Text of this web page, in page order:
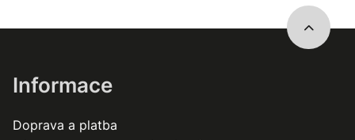
Informace
Doprava a platba